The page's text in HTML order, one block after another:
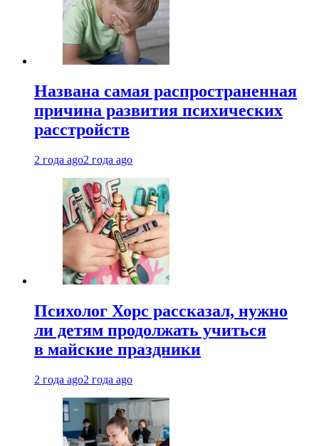
Названа самая распространенная
причина развития психических
расстройств
2 года ago2 года ago
Психолог Хорс рассказал, нужно
ли детям продолжать учиться
в майские праздники
2 года ago2 года ago